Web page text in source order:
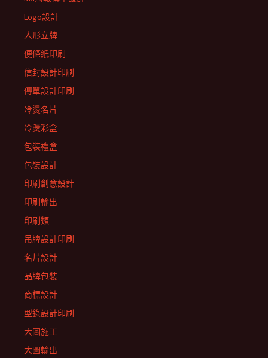
Logo設計
人形立牌
便條紙印刷
信封設計印刷
傳單設計印刷
冷燙名片
冷燙彩盒
包裝禮盒
包裝設計
印刷創意設計
印刷輸出
印刷類
吊牌設計印刷
名片設計
品牌包裝
商標設計
型錄設計印刷
大圖施工
大圖輸出